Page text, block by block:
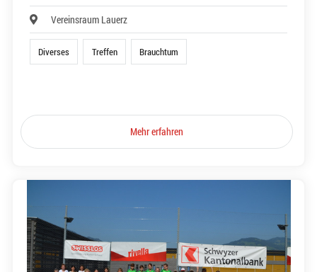
Vereinsraum Lauerz
Diverses Treffen Brauchtum
Mehr erfahren